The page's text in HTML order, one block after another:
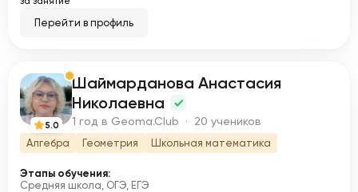
Перейти в профиль
Ш
5.0
Шаймарданова Анастасия
Николаевна
1 год в Geoma.Club · 20 учеников
Алгебра Геометрия Школьная математика
Этапы обучения:
Средняя школа, ОГЭ, ЕГЭ